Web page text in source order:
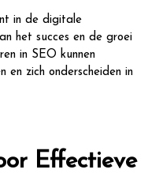
in de digitale
het succes en de groei
in SEO kunnen
en zich onderscheiden in
Effectieve